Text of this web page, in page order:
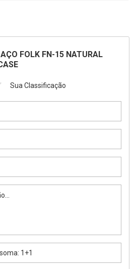
FOLK FN-15 NATURAL
Sua Classificação